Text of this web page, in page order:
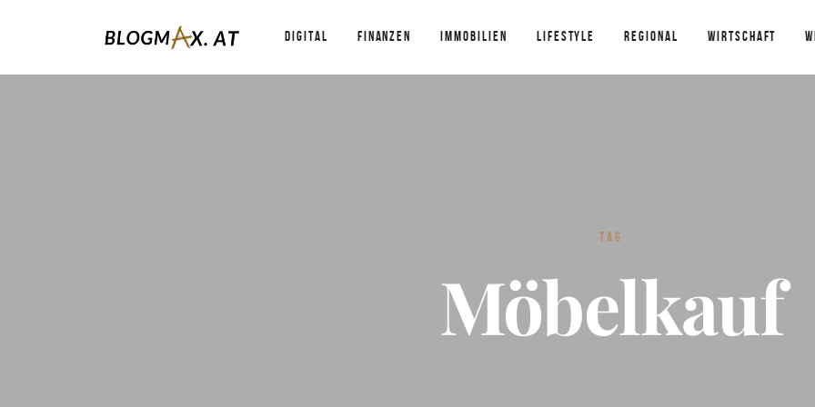
DIGITAL FINANZEN IMMOBILIEN LIFESTYLE REGIONAL WIRTSCHAFT
TAG
Möbelkauf